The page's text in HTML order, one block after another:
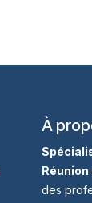
À
des